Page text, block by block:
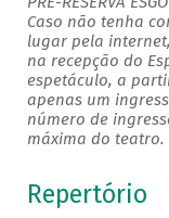
Caso não tenha
lugar pela
na recepção do
espetáculo, a
apenas um
número de
máxima do teatro.
Repertório